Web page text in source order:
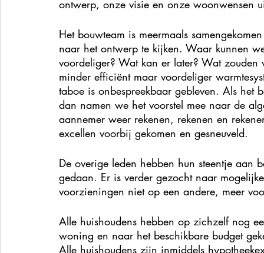
ontwerp, onze visie en onze woonwensen
Het bouwteam is meermaals
naar het ontwerp te kijken. Waar kunnen
voordeliger? Wat kan er later? Wat
minder efficiënt maar voordeliger
taboe is onbespreekbaar gebleven. Als het
dan namen we het voorstel mee naar de
aannemer weer rekenen, rekenen en
excellen voorbij gekomen en gesneuveld.
De overige leden hebben hun steentje
gedaan. Er is verder gezocht naar
voorzieningen niet op een andere, meer
Alle huishoudens hebben op zichzelf nog
woning en naar het beschikbare budget
Alle huishoudens zijn inmiddels